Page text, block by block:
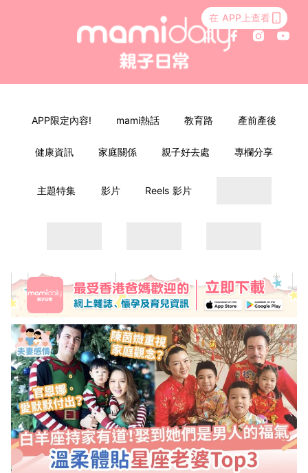
在 APP上查看
APP限定內容! mami熱話 教育路 產前產後
健康資訊 家庭關係 親子好去處 專欄分享
主題特集 影片 Reels 影片